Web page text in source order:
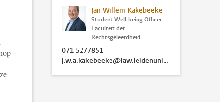
Jan Willem Kakebeeke
Student Well-being Officer
Faculteit der
Rechtsgeleerdheid
071 5277851
j.w.a.kakebeeke@law.leidenuniv.nl